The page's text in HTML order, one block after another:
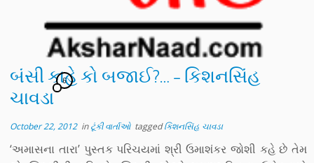
બંસી કાહે કો બજાઈ?… – કિશનસિંહ
ચાવડા
6
October 22, 2012inટૂંકી વાર્તાઓ taggedકિશનસિંહ ચાવડા
‘અમાસના તારા’ પુસ્તક પરિચયમાં શ્રી ઉમાશંકર જોશી કહે છે તેમ